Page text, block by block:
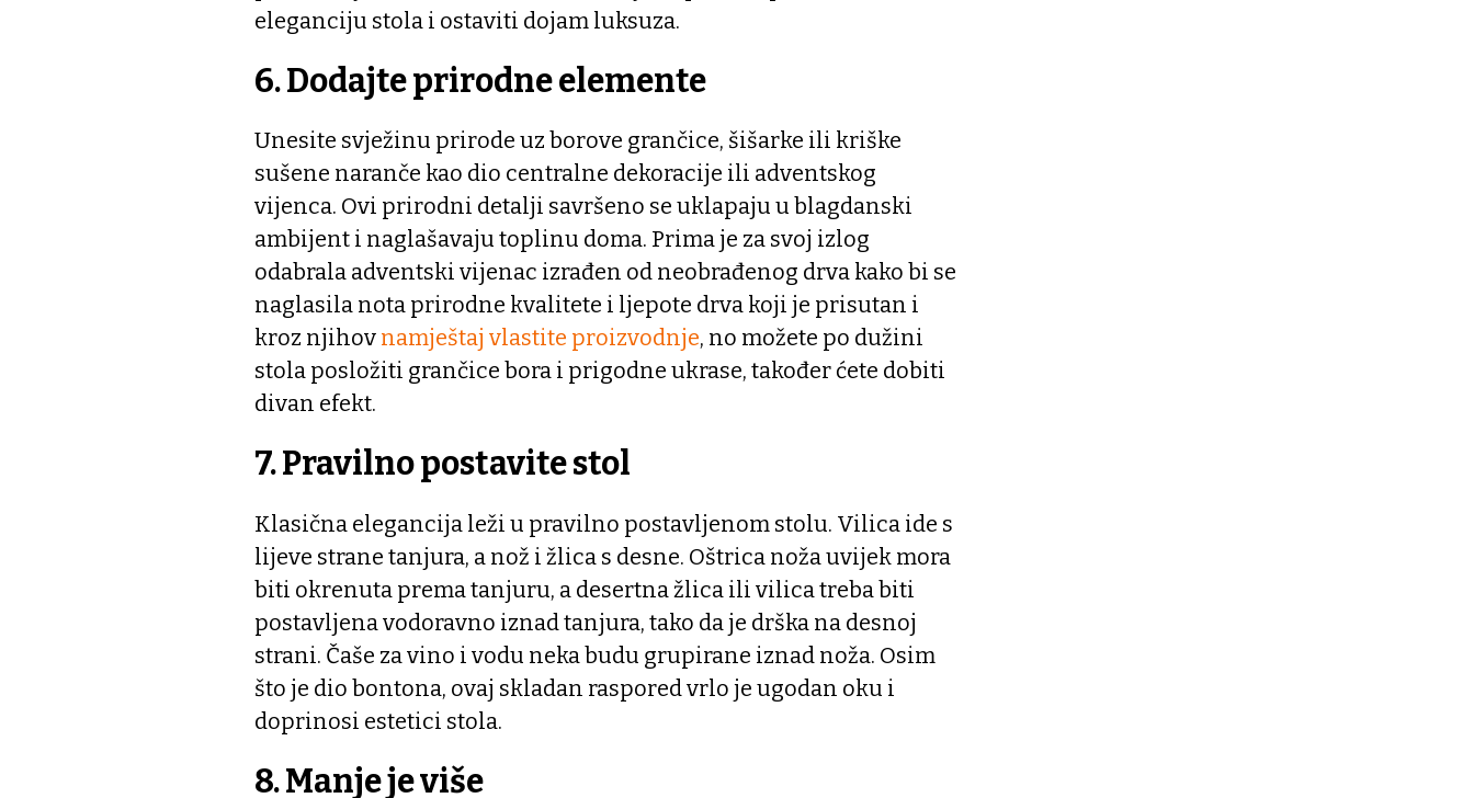
eleganciju stola i ostaviti dojam luksuza.
6. Dodajte prirodne elemente
Unesite svježinu prirode uz borove grančice, šišarke ili kriške
sušene naranče kao dio centralne dekoracije ili adventskog
vijenca. Ovi prirodni detalji savršeno se uklapaju u blagdanski
ambijent i naglašavaju toplinu doma. Prima je za svoj izlog
odabrala adventski vijenac izrađen od neobrađenog drva kako bi se
naglasila nota prirodne kvalitete i ljepote drva koji je prisutan i
kroz njihov namještaj vlastite proizvodnje, no možete po dužini
stola posložiti grančice bora i prigodne ukrase, također ćete dobiti
divan efekt.
7. Pravilno postavite stol
Klasična elegancija leži u pravilno postavljenom stolu. Vilica ide s
lijeve strane tanjura, a nož i žlica s desne. Oštrica noža uvijek mora
biti okrenuta prema tanjuru, a desertna žlica ili vilica treba biti
postavljena vodoravno iznad tanjura, tako da je drška na desnoj
strani. Čaše za vino i vodu neka budu grupirane iznad noža. Osim
što je dio bontona, ovaj skladan raspored vrlo je ugodan oku i
doprinosi estetici stola.
8. Manje je više